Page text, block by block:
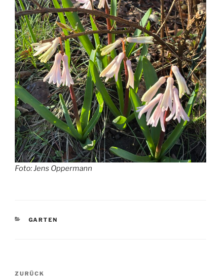
Foto: Jens Oppermann
KATEGORIEN
GARTEN
Beitragsnavigation
Vorheriger
ZURÜCK